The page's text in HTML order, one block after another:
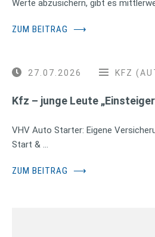
Werte abzusichern, gibt es
ZUM BEITRAG ⟶
27.07.2026 KFZ
Kfz – junge Leute
VHV Auto Starter: Eigene
Start & …
ZUM BEITRAG ⟶